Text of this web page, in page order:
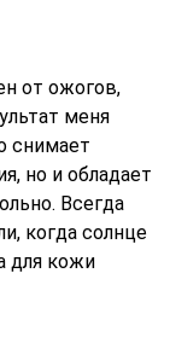
от ожогов,
меня
снимает
но и обладает
Всегда
когда солнце
для кожи